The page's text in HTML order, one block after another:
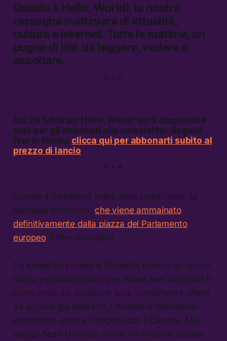
Questa è Hello, World!, la nostra
rassegna mattiniera di attualità,
cultura e internet. Tutte le mattine, un
pugno di link da leggere, vedere e
ascoltare.
* * *
Dal 29 febbraio Hello, World! sarà disponibile
solo per gli abbonati alla newsletter. Seguici
fino in fondo: clicca qui per abbonarti subito al
prezzo di lancio.
* * *
Guarda il tristissimo video dello Union Jack, la
bandiera britannica, che viene ammainato
definitivamente dalla piazza del Parlamento
europeo:( (the Guardian)
Da lunedì tra Londra e Bruxelles inizierà un lavoro
matto e disperatissimo per stilare anni di trattati in
pochi mesi. La soluzione sarà, ovviamente, rifarsi
ad accordi già esistenti. I modelli di riferimento
potrebbero essere i rapporti con il Canada. Ma,
spiega Sean O’Grady, anche un accordo basato